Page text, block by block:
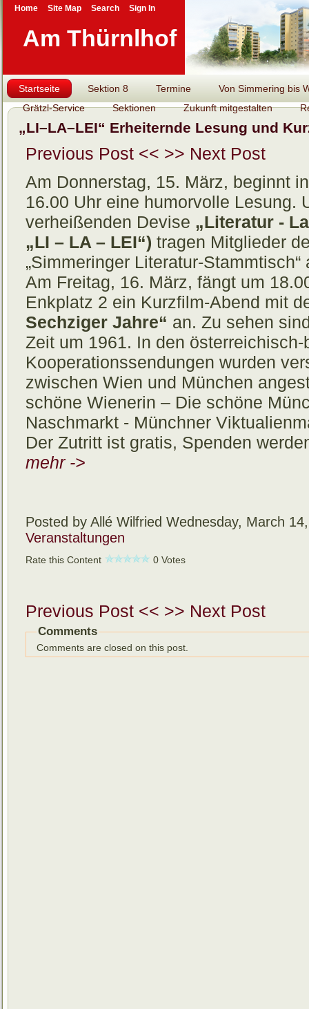
Am Thürnlhof
Startseite Sektion 8 Termine
Von Simmering bis
Grätzl-Service
Sektionen Zukunft mitgestalten
„LI–LA–LEI“ Erheiternde Lesung und
Previous Post << >> Next Post
Am Donnerstag, 15. März, beginnt
16.00 Uhr eine humorvolle Lesung.
verheißenden Devise „Literatur -
„LI – LA – LEI“) tragen Mitglieder
„Simmeringer Literatur-
Am Freitag, 16. März, fängt um
Enkplatz 2 ein Kurzfilm-Abend mit
Sechziger Jahre“ an. Zu sehen
Zeit um 1961. In den
Kooperationssendungen wurden
zwischen Wien und München
schöne Wienerin – Die schöne
Naschmarkt - Münchner
Der Zutritt ist gratis, Spenden
mehr ->
Posted by Allé Wilfried Wednesday, March
Veranstaltungen
Rate this Content 0 Votes
Previous Post << >> Next Post
Comments
Comments are closed on this post.
Home Site Map Search Sign In